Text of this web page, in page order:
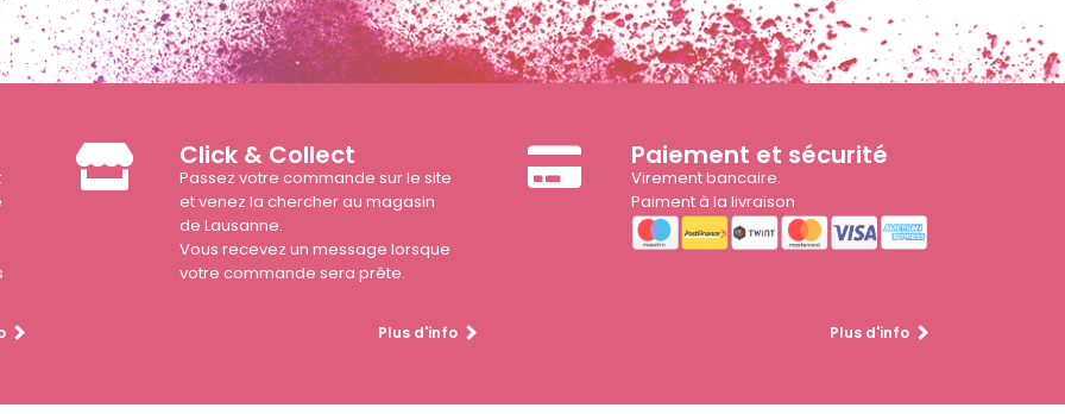
Click & Collect
Passez votre commande sur le site
et venez la chercher au magasin
de Lausanne.
Vous recevez un message lorsque
votre commande sera prête.
Plus d'info
Paiement et sécurité
Virement bancaire.
Paiment à la livraison
Plus d'info